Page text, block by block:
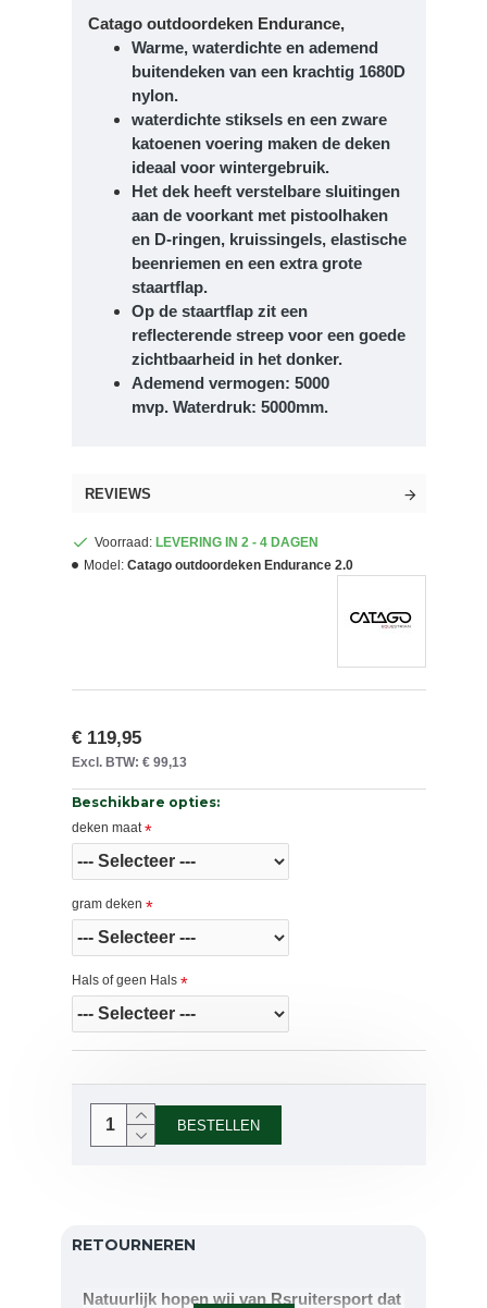
Catago outdoordeken Endurance,
Warme, waterdichte en ademend
buitendeken van een krachtig 1680D
nylon.
waterdichte stiksels en een zware
katoenen voering maken de deken
ideaal voor wintergebruik.
Het dek heeft verstelbare sluitingen
aan de voorkant met pistoolhaken
en D-ringen, kruissingels, elastische
beenriemen en een extra grote
staartflap.
Op de staartflap zit een
reflecterende streep voor een goede
zichtbaarheid in het donker.
Ademend vermogen: 5000
mvp. Waterdruk: 5000mm.
REVIEWS
Voorraad: LEVERING IN 2 - 4 DAGEN
Model: Catago outdoordeken Endurance 2.0
€ 119,95
Excl. BTW: € 99,13
Beschikbare opties:
deken maat
gram deken
Hals of geen Hals
BESTELLEN
RETOURNEREN
Natuurlijk hopen wij van Rsruitersport dat